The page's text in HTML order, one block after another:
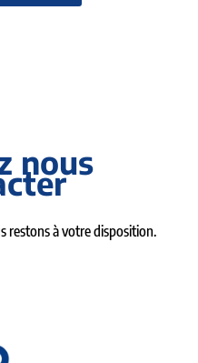
nous
restons à votre disposition.